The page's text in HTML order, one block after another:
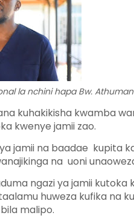
la nchini hapa Bw.
kuhakikisha kwamba
kwenye jamii zao.
jamii na baadae kupita
na uoni
ngazi ya jamii kutoka
huweza kufika na
malipo.